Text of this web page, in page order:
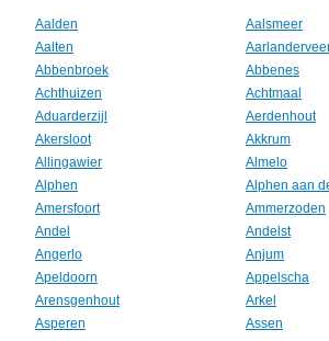
Aalden Aalsmeer
Aalten
Abbenbroek Abbenes
Achthuizen Achtmaal
Aduarderzijl Aerdenhout
Akersloot Akkrum
Allingawier Almelo
Alphen Alphen aan
Amersfoort Ammerzoden
Andel Andelst
Angerlo Anjum
Apeldoorn Appelscha
Arensgenhout Arkel
Asperen Assen